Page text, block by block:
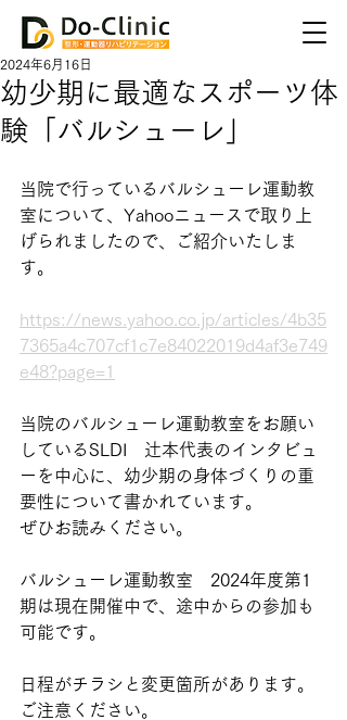
幼少期に最適なスポーツ体
験「バルシューレ」
2024年6月16日
当院で行っているバルシューレ運動教
室について、Yahooニュースで取り上
げられましたので、ご紹介いたしま
す。
https://news.yahoo.co.jp/articles/4b35
7365a4c707cf1c7e84022019d4af3e749
e48?page=1
当院のバルシューレ運動教室をお願い
しているSLDI　辻本代表のインタビュ
ーを中心に、幼少期の身体づくりの重
要性について書かれています。
ぜひお読みください。
バルシューレ運動教室　2024年度第1
期は現在開催中で、途中からの参加も
可能です。
日程がチラシと変更箇所があります。
ご注意ください。